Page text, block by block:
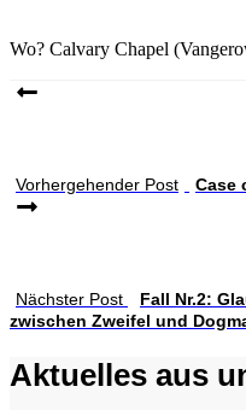
Wo? Calvary Chapel
Vorhergehender Post Case
Nächster Post
Fall Nr.2:
zwischen Zweifel und
Aktuelles aus